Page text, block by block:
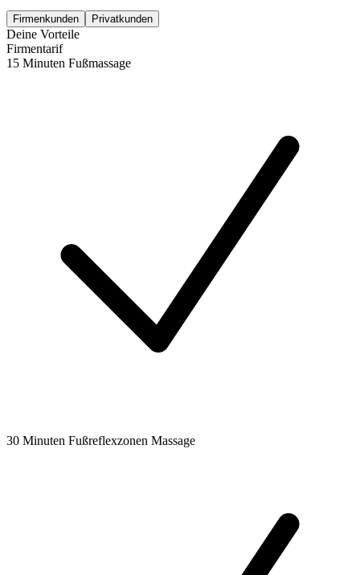
Firmenkunden Privatkunden
Deine Vorteile
Firmentarif
15 Minuten Fußmassage
30 Minuten Fußreflexzonen Massage